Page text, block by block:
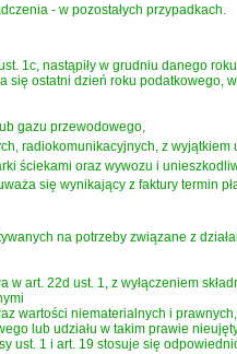
- w pozostałych przypadkach.
1c, nastąpiły w grudniu danego
ostatni dzień roku podatkowego,
gazu przewodowego,
radiokomunikacyjnych, z
ściekami oraz wywozu i
się wynikający z faktury termin
na potrzeby związane z
w art. 22d ust. 1, z wyłączeniem
wartości niematerialnych i
lub udziału w takim prawie
ust. 1 i art. 19 stosuje się